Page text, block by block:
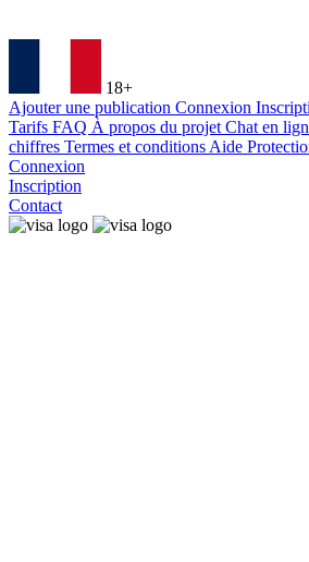
18+
Ajouter une publication Connexion
Tarifs FAQ À propos du projet Chat en
chiffres Termes et conditions Aide
Connexion
Inscription
Contact